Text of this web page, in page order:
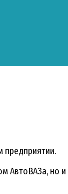
предприятии.
АвтоВАЗа, но